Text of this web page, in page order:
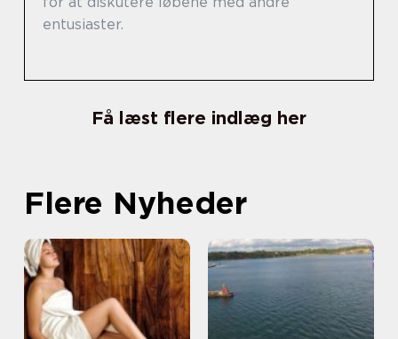
entusiaster.
Få læst flere indlæg her
Flere Nyheder